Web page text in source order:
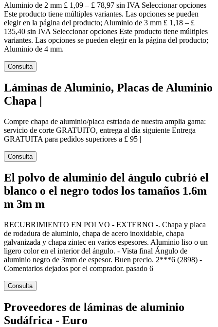
Aluminio de 2 mm £ 1,09 – £ 78,97 sin IVA Seleccionar opciones
Este producto tiene múltiples variantes. Las opciones se pueden
elegir en la página del producto; Aluminio de 3 mm £ 1,18 – £
135,40 sin IVA Seleccionar opciones Este producto tiene múltiples
variantes. Las opciones se pueden elegir en la página del producto;
Aluminio de 4 mm.
Consulta
Láminas de Aluminio, Placas de Aluminio
Chapa |
Compre chapa de aluminio/placa estriada de nuestra amplia gama:
servicio de corte GRATUITO, entrega al día siguiente Entrega
GRATUITA para pedidos superiores a £ 95 |
Consulta
El polvo de aluminio del ángulo cubrió el
blanco o el negro todos los tamaños 1.6m
m 3m m
RECUBRIMIENTO EN POLVO - EXTERNO -. Chapa y placa
de rodadura de aluminio, chapa de acero inoxidable, chapa
galvanizada y chapa zintec en varios espesores. Aluminio liso o un
ligero color en el interior del ángulo. - Vista final Ángulo de
aluminio negro de 3mm de espesor. Buen precio. 2***6 (2898) -
Comentarios dejados por el comprador. pasado 6
Consulta
Proveedores de láminas de aluminio
Sudáfrica - Euro